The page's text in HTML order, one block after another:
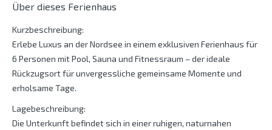
Über dieses Ferienhaus
Kurzbeschreibung:
Erlebe Luxus an der Nordsee in einem exklusiven Ferienhaus für
6 Personen mit Pool, Sauna und Fitnessraum – der ideale
Rückzugsort für unvergessliche gemeinsame Momente und
erholsame Tage.
Lagebeschreibung:
Die Unterkunft befindet sich in einer ruhigen, naturnahen